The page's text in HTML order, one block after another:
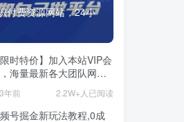
付费资源网站，24小
限时特价】加入本站VIP会
海量最新各大团队网赚
教程全免费，每天持续
！
3年前 2.2W+人已阅读
号掘金新玩法教程,0成